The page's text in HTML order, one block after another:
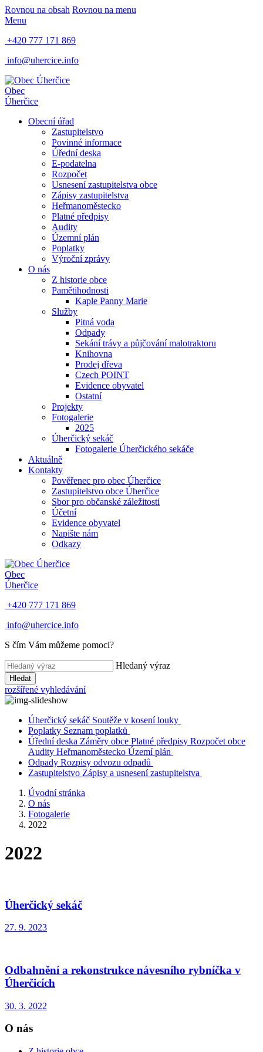
Rovnou na obsah Rovnou na menu
Menu
+420 777 171 869
info@uhercice.info
Obec
Úherčice
Obecní úřad
Zastupitelstvo
Povinné informace
Úřední deska
E-podatelna
Rozpočet
Usnesení zastupitelstva obce
Zápisy zastupitelstva
Heř​manoměstecko
Platné předpisy
Audity
Územní plán
Poplatky
Výroční zprávy
O nás
Z historie obce
Pamětihodnosti
Kaple Panny Marie
Služby
Pitná voda
Odpady
Se­ká­ní trá­vy a půjčování ma­lo­trak­to­ru
Knihovna
Prodej dřeva
Czech POINT
Evidence obyvatel
Ostatní
Projekty
Fotogalerie
2025
Úherčický sekáč
Fotogalerie Úherčického sekáče
Aktuálně
Kontakty
Pověřenec pro obec Úherčice
Zastupitelstvo obce Úherčice
Sbor pro ob­čan­ské zá­le­ži­to­sti
Účetní
Evidence obyvatel
Napište nám
Odkazy
Obec
Úherčice
+420 777 171 869
info@uhercice.info
S čím Vám můžeme pomoci?
Hledaný výraz
Hledat
rozšířené vyhledávání
Úherčický sekáč Soutěže v kosení louky
Poplatky Seznam poplatků
Úřední deska Záměry obce Platné předpisy Rozpočet obce
Audity Heřmanoměstecko Území plán
Odpady Rozpisy odvozu odpadů
Zastupitelstvo Zápisy a usnesení zastupitelstva
Úvodní stránka
O nás
Fotogalerie
2022
2022
Úherčický sekáč
27. 9. 2023
Odbahnění a rekonstrukce návesního rybníčka v
Úherčicích
30. 3. 2022
O nás